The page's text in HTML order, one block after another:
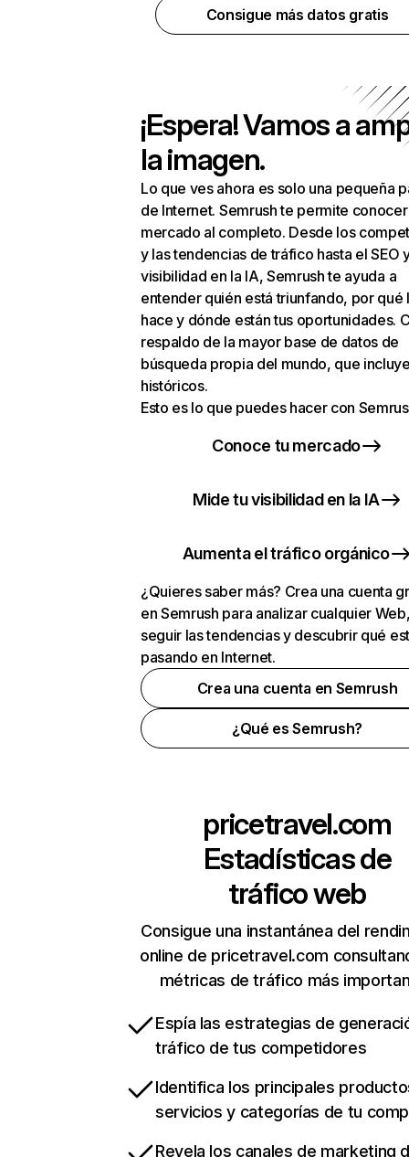
Consigue más datos gratis
¡Espera! Vamos a
la imagen.
Lo que ves ahora es solo una pequeña
de Internet. Semrush te permite
mercado al completo. Desde los
y las tendencias de tráfico hasta el SEO
visibilidad en la IA, Semrush te ayuda a
entender quién está triunfando, por qué
hace y dónde están tus oportunidades.
respaldo de la mayor base de datos de
búsqueda propia del mundo, que
históricos.
Esto es lo que puedes hacer con
Conoce tu mercado
Mide tu visibilidad en la IA
Aumenta el tráfico orgánico
¿Quieres saber más? Crea una cuenta
en Semrush para analizar cualquier
seguir las tendencias y descubrir qué
pasando en Internet.
Crea una cuenta en Semrush
¿Qué es Semrush?
pricetravel.com
Estadísticas de
tráfico web
Consigue una instantánea del
online de pricetravel.com
métricas de tráfico más
Espía las estrategias de
tráfico de tus competidores
Identifica los principales
servicios y categorías de tu
Revela los canales de marketing